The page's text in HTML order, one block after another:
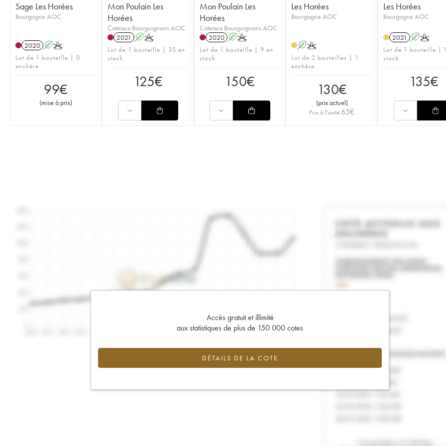
Sage Les Horées
Bourgogne AOC
2020 AK
Lot de 1 bouteille | 0
enchère
99€
(mise à prix)
Mon Poulain Les
Horées
Coteaux Bourguignons AOC
2021 AK
Lot de 1 bouteille | 35 en
stock
125€
Mon Poulain Les
Horées
Coteaux Bourguignons AOC
2020 AK
Lot de 1 bouteille | 9 en
stock
150€
Les Horées
Bourgogne AOC
AK
Lot de 2 bouteilles | 1
enchère
130€
(prix actuel)
Prix à l'unité 65€
Les Horées
Bourgogne AOC
2021 AK
Lot de 1 bouteille |
stock
135€
Accès gratuit et illimité
aux statistiques de plus de 150 000 cotes
DÉTAILS DE LA COTE